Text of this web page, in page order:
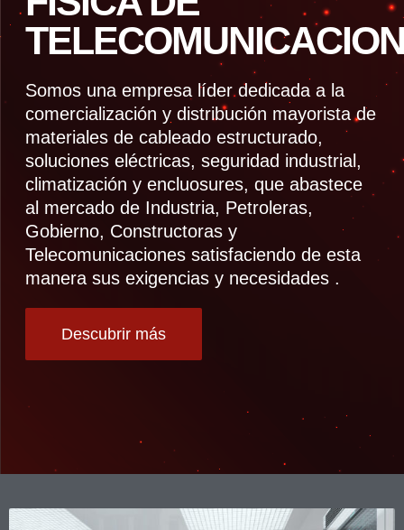
Somos una empresa líder dedicada a la
comercialización y distribución mayorista de
materiales de cableado estructurado,
soluciones eléctricas, seguridad industrial,
climatización y encluosures, que abastece
al mercado de Industria, Petroleras,
Gobierno, Constructoras y
Telecomunicaciones satisfaciendo de esta
manera sus exigencias y necesidades .
Descubrir más